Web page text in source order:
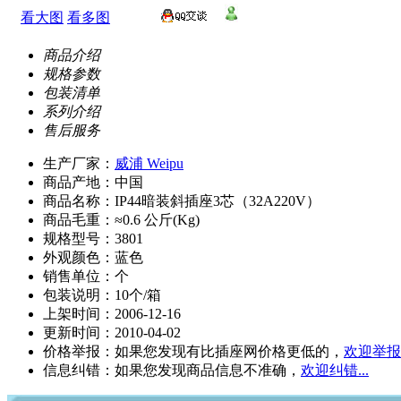
看大图 看多图
商品介绍
规格参数
包装清单
系列介绍
售后服务
生产厂家： 威浦 Weipu
商品产地：中国
商品名称：IP44暗装斜插座3芯（32A220V）
商品毛重：≈0.6 公斤(Kg)
规格型号：3801
外观颜色：蓝色
销售单位：个
包装说明：10个/箱
上架时间：2006-12-16
更新时间：2010-04-02
价格举报：如果您发现有比插座网价格更低的， 欢迎举
信息纠错：如果您发现商品信息不准确， 欢迎纠错...